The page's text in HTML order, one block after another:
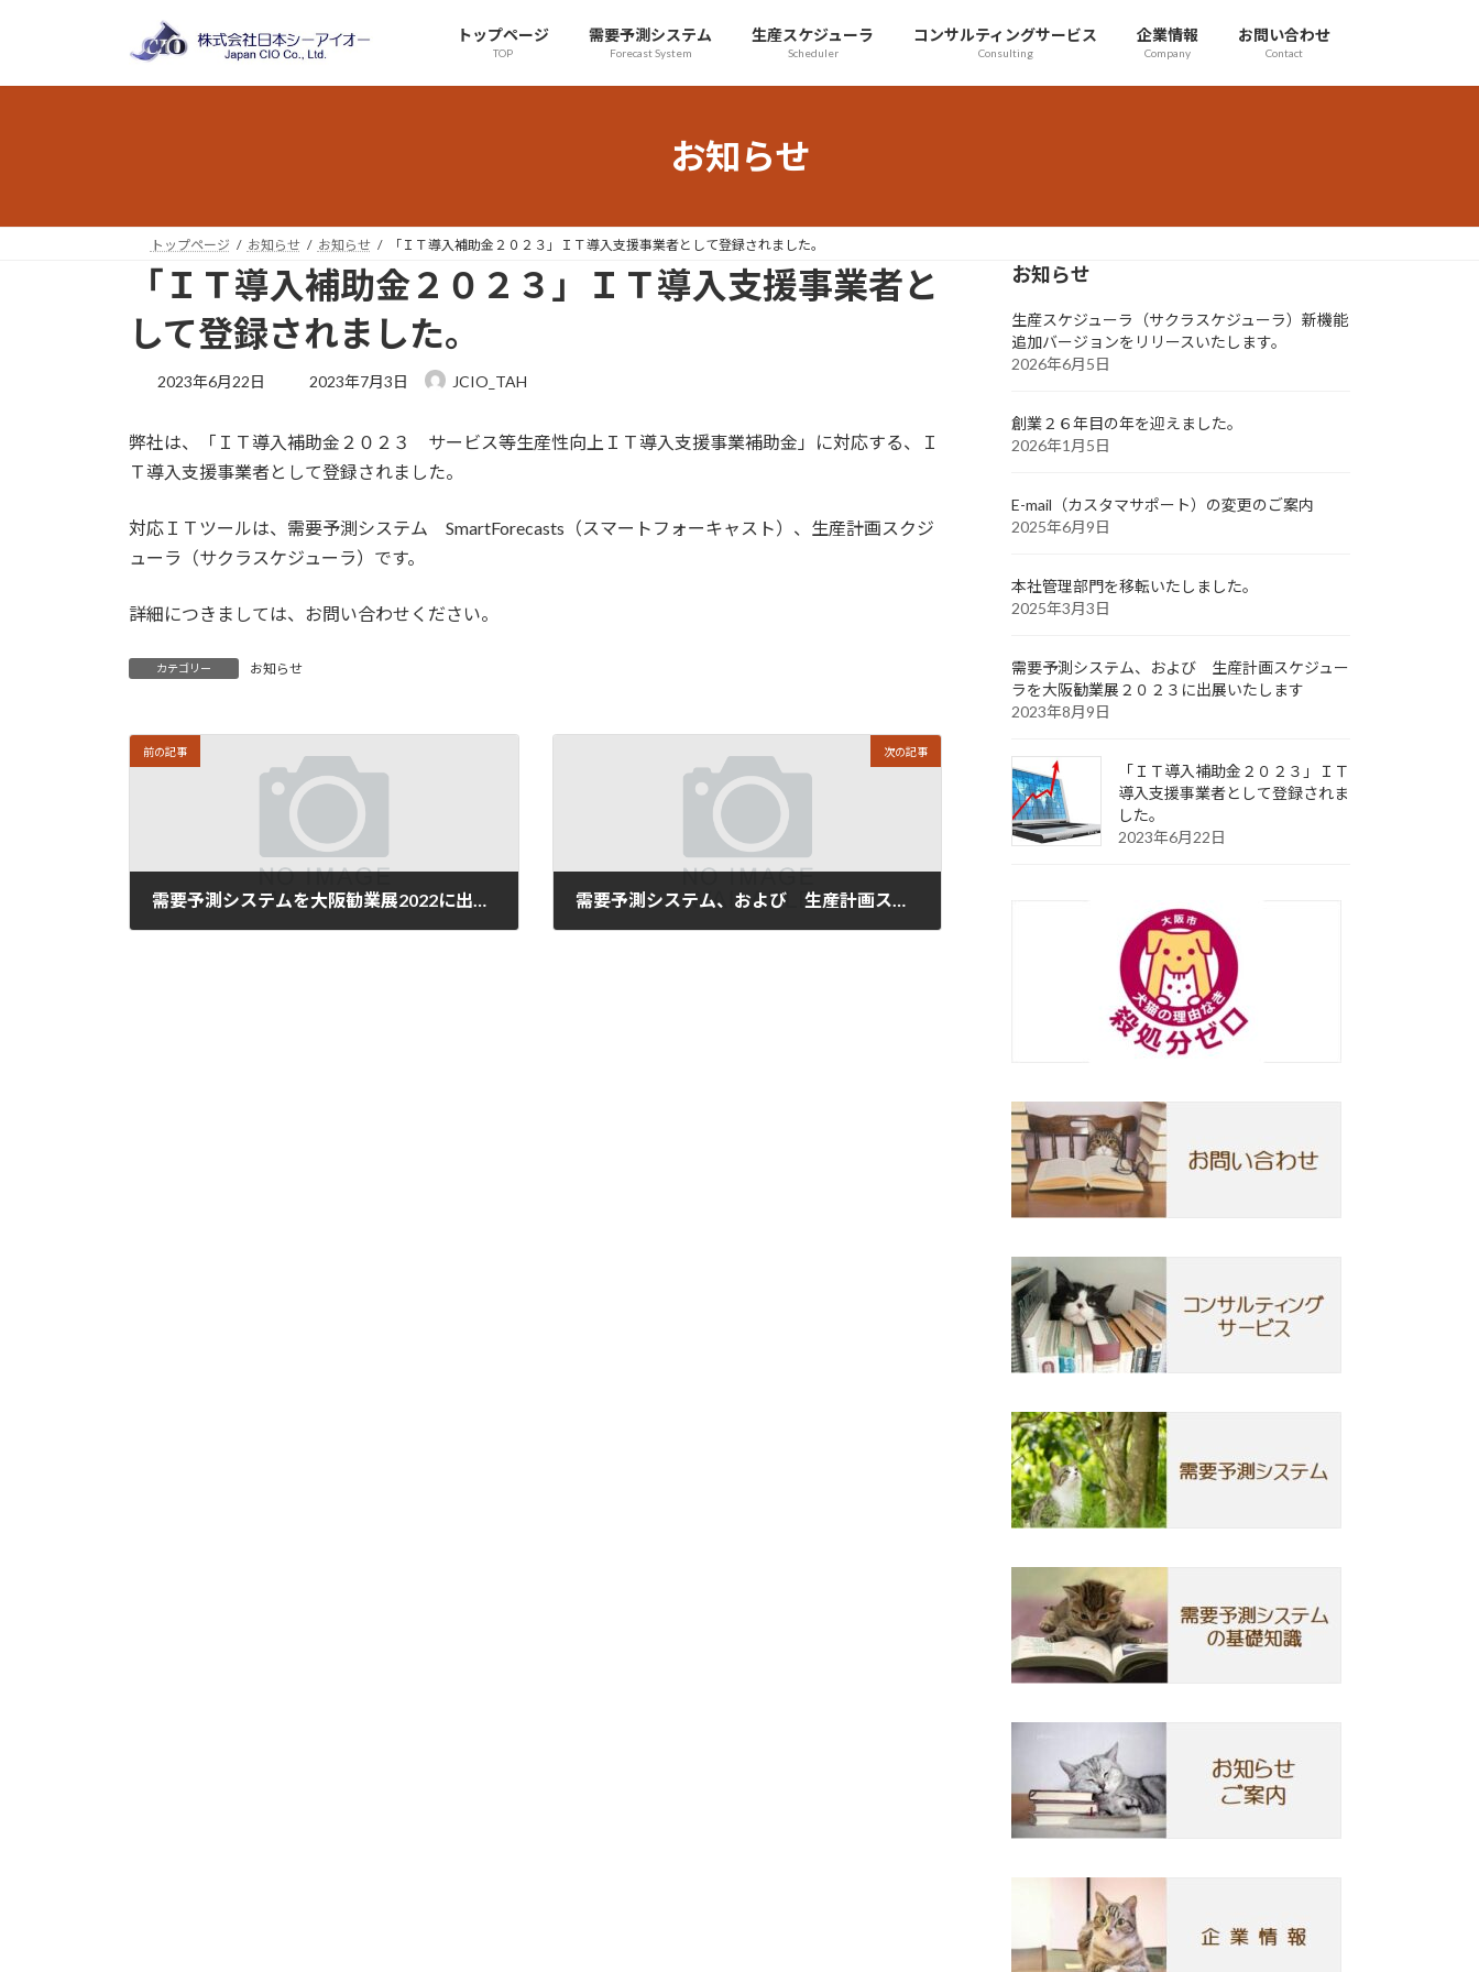
ン
ッ
ー
移
トップページ
TOP
需要予測システム
Forecast System
生産スケジューラ
Scheduler
コンサルティングサービス
Consulting
企業情報
Company
お問い合わせ
Contact
お知らせ
トップページ お知らせ お知らせ 「ＩＴ導入補助金２０２３」ＩＴ導入支援事業者として登録されました。
「ＩＴ導入補助金２０２３」ＩＴ導入支援事業者と
して登録されました。
2023年6月22日
最
新
日
2023年7月3日 JCIO_TAH
弊社は、「ＩＴ導入補助金２０２３ サービス等生産性向上ＩＴ導入支援事業補助金」に対応する、Ｉ
Ｔ導入支援事業者として登録されました。
対応ＩＴツールは、需要予測システム SmartForecasts（スマートフォーキャスト）、生産計画スクジ
ューラ（サクラスケジューラ）です。
詳細につきましては、お問い合わせください。
カテゴリー お知らせ
前の記事
需要予測システムを大阪勧業展2022に出展いたします。
次の記事
需要予測システム、および 生産計画スケジューラを大阪勧業展２０２３に出展いたします
お知らせ
生産スケジューラ（サクラスケジューラ）新機能
追加バージョンをリリースいたします。
2026年6月5日
創業２６年目の年を迎えました。
2026年1月5日
E-mail（カスタマサポート）の変更のご案内
2025年6月9日
本社管理部門を移転いたしました。
2025年3月3日
需要予測システム、および 生産計画スケジュー
ラを大阪勧業展２０２３に出展いたします
2023年8月9日
「ＩＴ導入補助金２０２３」ＩＴ
導入支援事業者として登録されま
した。
2023年6月22日